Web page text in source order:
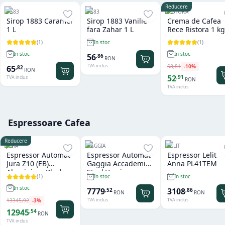
1883
Sirop 1883 Caramel
1 L
(1)
In stoc
65,82 RON
TVA inclus
1883
Sirop 1883 Vanilie
fara Zahar 1 L
In stoc
56,86 RON
TVA inclus
Reducere
RISTORA
Crema de Cafea
Rece Ristora 1 kg
(1)
In stoc
58,81 -10%
52,91 RON
TVA inclus
Espressoare Cafea
Reducere
JURA
Espressor Automat
Jura Z10 (EB)
Aluminium Black
(1)
In stoc
13345,92 -3%
12945,54 RON
TVA inclus
GAGGIA
Espressor Automat
Gaggia Accademia
Steel Version
In stoc
7779,52 RON
TVA inclus
LELIT
Espressor Lelit
Anna PL41TEM
In stoc
3108,86 RON
TVA inclus